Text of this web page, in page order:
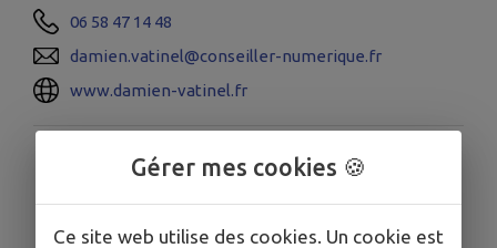
06 58 47 14 48
damien.vatinel@conseiller-numerique.fr
www.damien-vatinel.fr
Crèche - La Boîte à
malices
Gérer mes cookies 🍪
Ce site web utilise des cookies. Un cookie est